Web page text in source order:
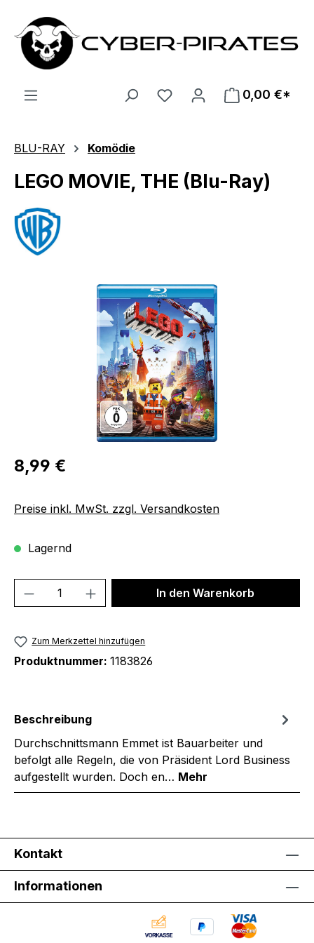
Zum Hauptinhalt springen
0,00 €*
BLU-RAY Komödie
LEGO MOVIE, THE (Blu-Ray)
Bildergalerie überspringen
Regulärer Preis:
8,99 €
Preise inkl. MwSt. zzgl. Versandkosten
Lagernd
Produkt Anzahl: Gib denIn den Warenkorb
Zum Merkzettel hinzufügen
Produktnummer: 1183826
Beschreibung
Durchschnittsmann Emmet ist Bauarbeiter und
befolgt alle Regeln, die von Präsident Lord Business
aufgestellt wurden. Doch en… Mehr
Kontakt
Informationen